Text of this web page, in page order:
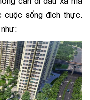
sống đích thực.